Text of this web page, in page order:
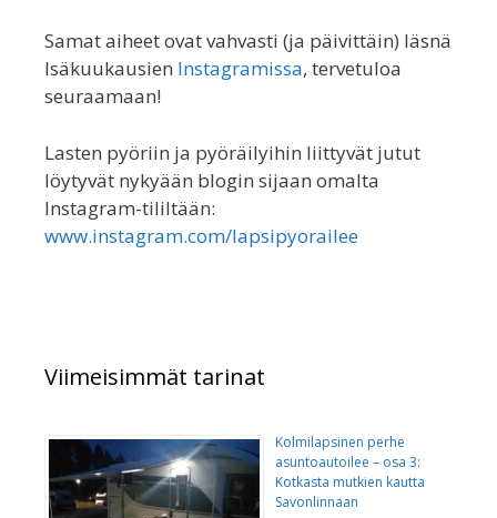
Samat aiheet ovat vahvasti (ja päivittäin) läsnä
Isäkuukausien Instagramissa, tervetuloa
seuraamaan!
Lasten pyöriin ja pyöräilyihin liittyvät jutut
löytyvät nykyään blogin sijaan omalta
Instagram-tililtään:
www.instagram.com/lapsipyorailee
Viimeisimmät tarinat
Kolmilapsinen perhe
asuntoautoilee – osa 3:
Kotkasta mutkien kautta
Savonlinnaan